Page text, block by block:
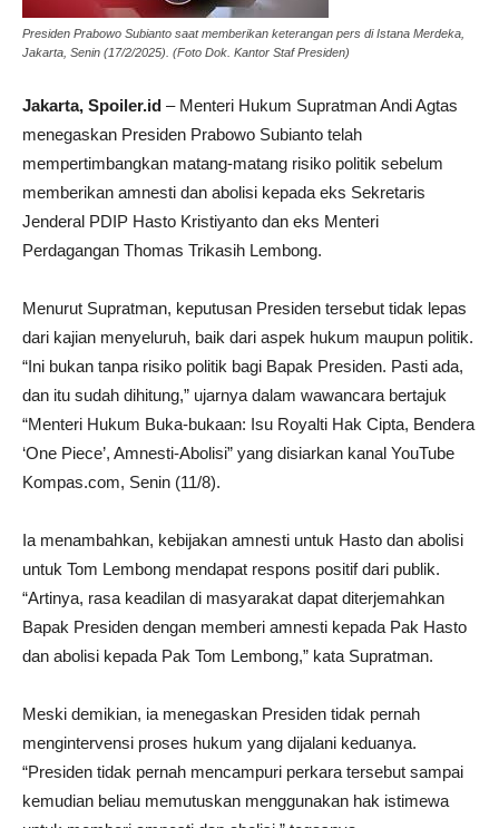
Presiden Prabowo Subianto saat memberikan keterangan pers di Istana Merdeka,
Jakarta, Senin (17/2/2025). (Foto Dok. Kantor Staf Presiden)
Jakarta, Spoiler.id – Menteri Hukum Supratman Andi Agtas
menegaskan Presiden Prabowo Subianto telah
mempertimbangkan matang-matang risiko politik sebelum
memberikan amnesti dan abolisi kepada eks Sekretaris
Jenderal PDIP Hasto Kristiyanto dan eks Menteri
Perdagangan Thomas Trikasih Lembong.
Menurut Supratman, keputusan Presiden tersebut tidak lepas
dari kajian menyeluruh, baik dari aspek hukum maupun politik.
“Ini bukan tanpa risiko politik bagi Bapak Presiden. Pasti ada,
dan itu sudah dihitung,” ujarnya dalam wawancara bertajuk
“Menteri Hukum Buka-bukaan: Isu Royalti Hak Cipta, Bendera
‘One Piece’, Amnesti-Abolisi” yang disiarkan kanal YouTube
Kompas.com, Senin (11/8).
Ia menambahkan, kebijakan amnesti untuk Hasto dan abolisi
untuk Tom Lembong mendapat respons positif dari publik.
“Artinya, rasa keadilan di masyarakat dapat diterjemahkan
Bapak Presiden dengan memberi amnesti kepada Pak Hasto
dan abolisi kepada Pak Tom Lembong,” kata Supratman.
Meski demikian, ia menegaskan Presiden tidak pernah
mengintervensi proses hukum yang dijalani keduanya.
“Presiden tidak pernah mencampuri perkara tersebut sampai
kemudian beliau memutuskan menggunakan hak istimewa